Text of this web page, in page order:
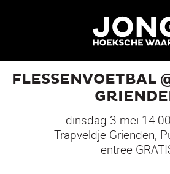
FLESSENVOETBAL
dinsdag 3 mei
Trapveldje Grienden,
entree